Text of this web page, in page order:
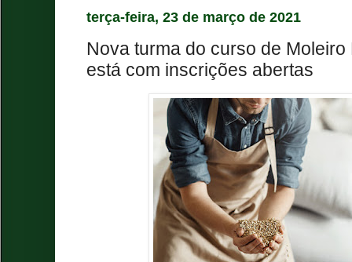
terça-feira, 23 de março de 2021
Nova turma do curso de
está com inscrições abertas